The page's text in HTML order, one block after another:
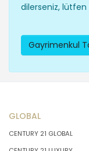
dilerseniz,
Gayrimenkul
GLOBAL
CENTURY 21 GLOBAL